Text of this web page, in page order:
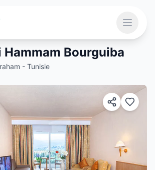
Ouvrir
Hammam Bourguiba
- Tunisie